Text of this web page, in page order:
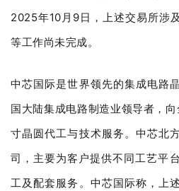
2025年10月9日，上述交易所涉
等工作尚未完成。
中芯国际是世界领先的集成电路
国大陆集成电路制造业领导者，
寸晶圆代工与技术服务。中芯北
司，主要为客户提供不同工艺平
工及配套服务。中芯国际称，上